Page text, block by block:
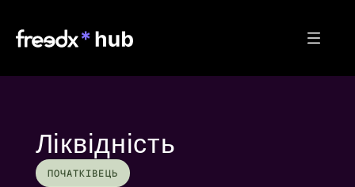
Ліквідність
ПОЧАТКІВЕЦЬ